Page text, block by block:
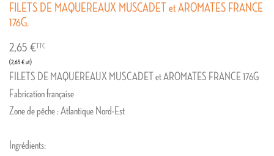
FILETS DE MAQUEREAUX MUSCADET et AROMATES FRANCE
176G.
2,65 €
(2,65 € ut)
TTC
FILETS DE MAQUEREAUX MUSCADET et AROMATES FRANCE 176G
Fabrication française
Zone de pêche : Atlantique Nord-Est
Ingrédients: